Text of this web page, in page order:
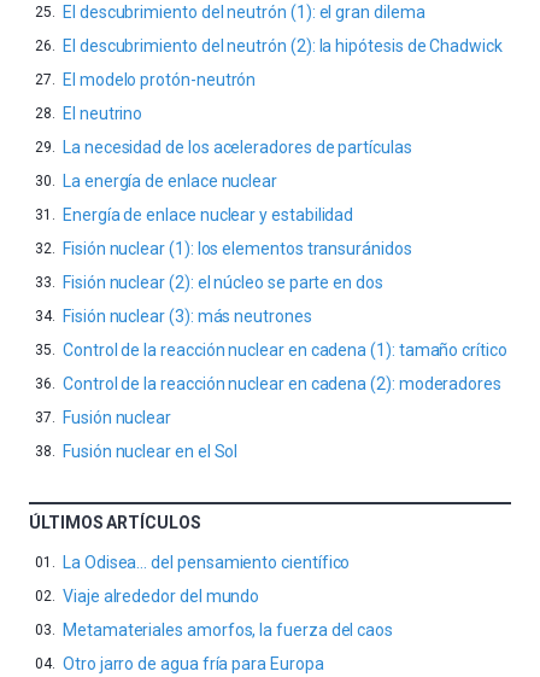
El descubrimiento del neutrón (1): el gran dilema
El descubrimiento del neutrón (2): la hipótesis de Chadwick
El modelo protón-neutrón
El neutrino
La necesidad de los aceleradores de partículas
La energía de enlace nuclear
Energía de enlace nuclear y estabilidad
Fisión nuclear (1): los elementos transuránidos
Fisión nuclear (2): el núcleo se parte en dos
Fisión nuclear (3): más neutrones
Control de la reacción nuclear en cadena (1): tamaño crítico
Control de la reacción nuclear en cadena (2): moderadores
Fusión nuclear
Fusión nuclear en el Sol
ÚLTIMOS ARTÍCULOS
La Odisea… del pensamiento científico
Viaje alrededor del mundo
Metamateriales amorfos, la fuerza del caos
Otro jarro de agua fría para Europa